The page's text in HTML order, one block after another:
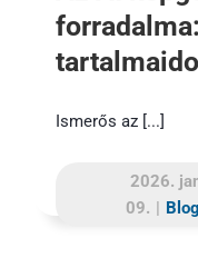
Ismerős az [...]
2026.
09. |